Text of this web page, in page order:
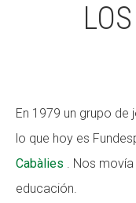
En 1979 un grupo
lo que hoy es
Cabàlies . Nos
educación.